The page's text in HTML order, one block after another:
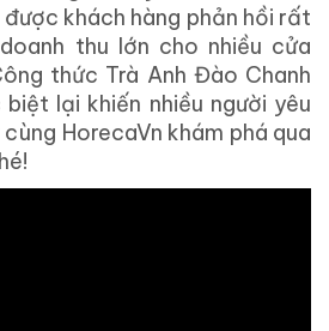
khách hàng phản hồi rất
thu lớn cho nhiều cửa
thức Trà Anh Đào Chanh
lại khiến nhiều người yêu
HorecaVn khám phá qua